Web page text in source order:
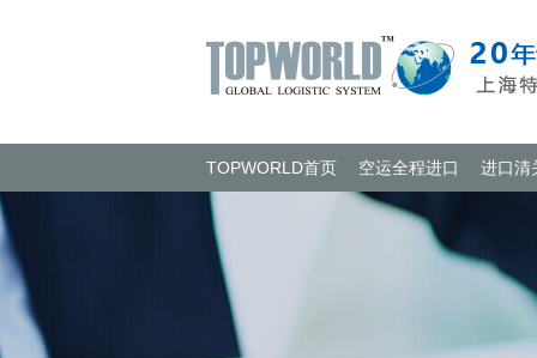
TOPWORLD首页 空运全程进口 进口清